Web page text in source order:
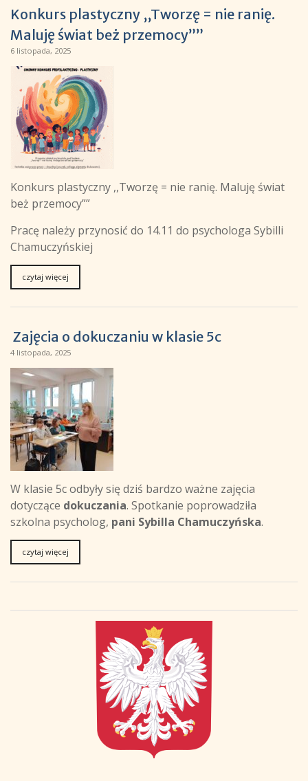
Konkurs plastyczny ,,Tworzę = nie ranię.
Maluję świat beż przemocy””
6 listopada, 2025
Konkurs plastyczny ,,Tworzę = nie ranię. Maluję świat
beż przemocy””
Pracę należy przynosić do 14.11 do psychologa Sybilli
Chamuczyńskiej
czytaj więcej
Zajęcia o dokuczaniu w klasie 5c
4 listopada, 2025
W klasie 5c odbyły się dziś bardzo ważne zajęcia
dotyczące dokuczania. Spotkanie poprowadziła
szkolna psycholog, pani Sybilla Chamuczyńska.
czytaj więcej